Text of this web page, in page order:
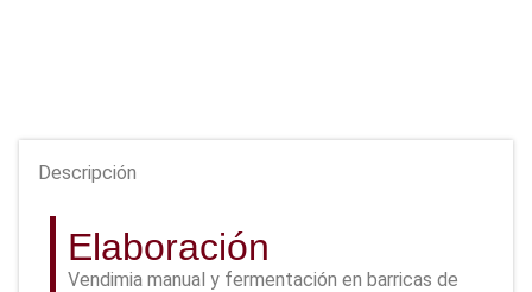
Descripción
Elaboración
Vendimia manual y fermentación en barricas de